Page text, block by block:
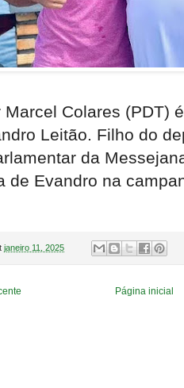
Marcel Colares (PDT)
Leitão. Filho do
da
de Evandro na
janeiro 11, 2025
Página inicial